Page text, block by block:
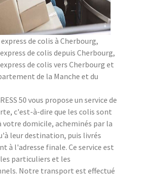
de colis à Cherbourg,
de colis depuis Cherbourg,
de colis vers Cherbourg et
de la Manche et du
50 vous propose un service de
c'est-à-dire que les colis sont
votre domicile, acheminés par la
leur destination, puis livrés
à l'adresse finale. Ce service est
particuliers et les
Notre transport est effectué